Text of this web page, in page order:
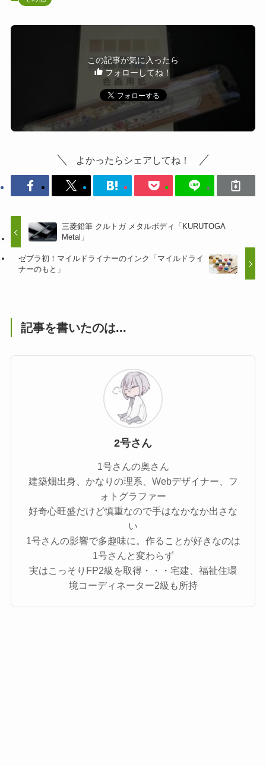
この記事が気に入ったら
フォローしてね！
よかったらシェアしてね！
三菱鉛筆 クルトガ メタルボディ「KURUTOGA
Metal」
ゼブラ初！マイルドライナーのインク「マイルドライ
ナーのもと」
記事を書いたのは...
2号さん
1号さんの奥さん
建築畑出身、かなりの理系、Webデザイナー、フ
ォトグラファー
好奇心旺盛だけど慎重なので手はなかなか出さな
い
1号さんの影響で多趣味に。作ることが好きなのは
1号さんと変わらず
実はこっそりFP2級を取得・・・宅建、福祉住環
境コーディネーター2級も所持